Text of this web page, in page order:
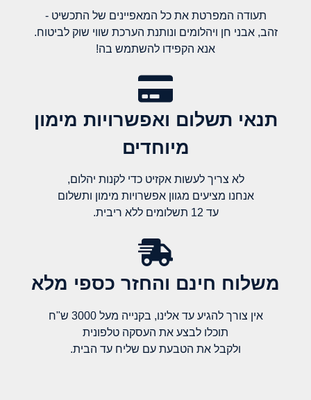
תעודה המפרטת את כל המאפיינים של התכשיט -
זהב, אבני חן ויהלומים ונותנת הערכת שווי שוק לביטוח.
אנא הקפידו להשתמש בה!
תנאי תשלום ואפשרויות מימון
מיוחדים
לא צריך לעשות אקזיט כדי לקנות יהלום,
אנחנו מציעים מגוון אפשרויות מימון ותשלום
עד 12 תשלומים ללא ריבית.
משלוח חינם והחזר כספי מלא​
אין צורך להגיע עד אלינו, בקנייה מעל 3000 ש"ח
תוכלו לבצע את העסקה טלפונית
ולקבל את הטבעת עם שליח עד הבית.